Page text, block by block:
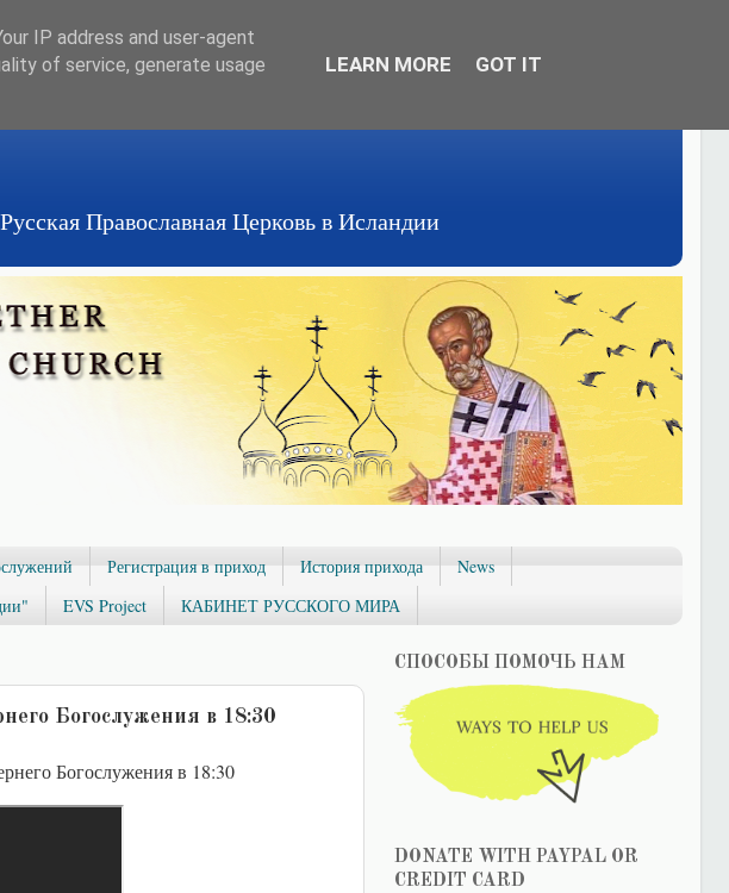
Православная Церковь в Исландии
Регистрация в приход История прихода
News
EVS Project КАБИНЕТ РУССКОГО МИРА
Богослужения в 18:30
Богослужения в 18:30
СПОСОБЫ ПОМОЧЬ НАМ
DONATE WITH PAYPAL OR
CREDIT CARD
IP address and user-agent
of service, generate usage
LEARN MORE GOT IT